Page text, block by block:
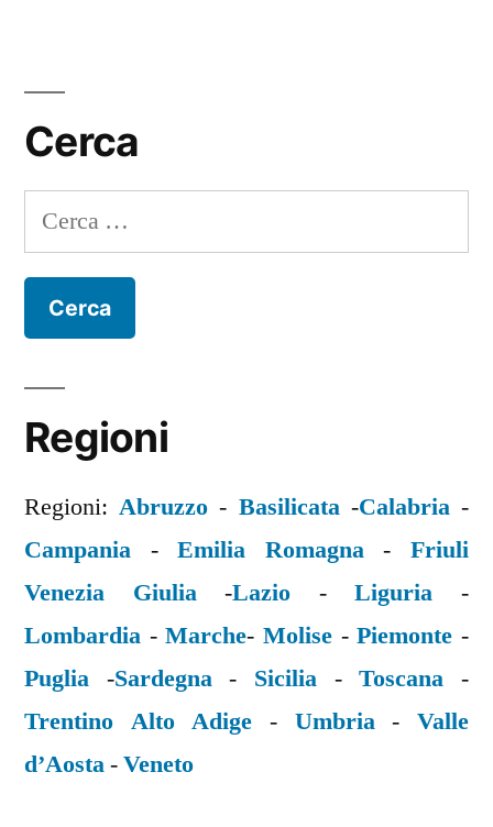
Cerca
Ricerca
per:
Regioni
Regioni:Abruzzo - Basilicata-Calabria-
Campania -Emilia Romagna-Friuli
Venezia Giulia-Lazio -Liguria -
Lombardia -Marche-Molise -Piemonte -
Puglia -Sardegna- Sicilia -Toscana -
Trentino Alto Adige - Umbria-Valle
d’Aosta-Veneto